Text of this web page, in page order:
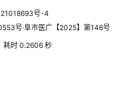
号-4
号·阜市医广【2025】第146号
耗时 0.2606 秒